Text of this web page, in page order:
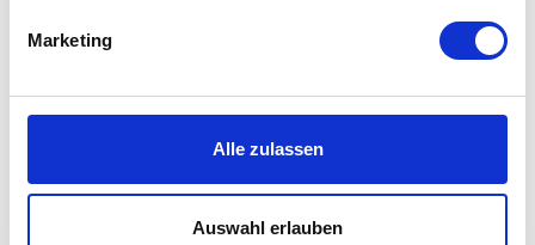
Marketing
Alle zulassen
Auswahl erlauben
R